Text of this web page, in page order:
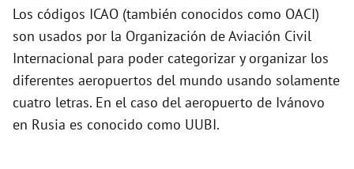
Los códigos ICAO (también conocidos como OACI)
son usados por la Organización de Aviación Civil
Internacional para poder categorizar y organizar los
diferentes aeropuertos del mundo usando solamente
cuatro letras. En el caso del aeropuerto de Ivánovo
en Rusia es conocido como UUBI.